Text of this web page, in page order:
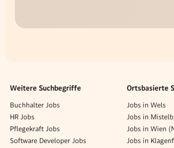
Weitere Suchbegriffe
Buchhalter Jobs
HR Jobs
Pflegekraft Jobs
Software Developer Jobs
Ortsbasierte
Jobs in Wels
Jobs in
Jobs in Wien
Jobs in